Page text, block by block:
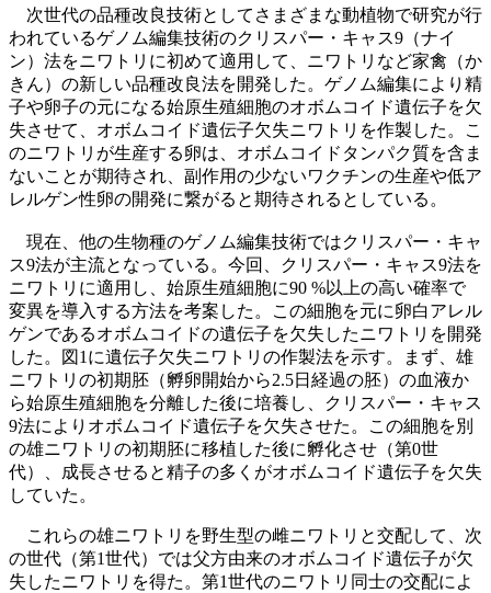
次世代の品種改良技術としてさまざまな動植物で研究が行
われているゲノム編集技術のクリスパー・キャス9（ナイ
ン）法をニワトリに初めて適用して、ニワトリなど家禽（か
きん）の新しい品種改良法を開発した。ゲノム編集により精
子や卵子の元になる始原生殖細胞のオボムコイド遺伝子を欠
失させて、オボムコイド遺伝子欠失ニワトリを作製した。こ
のニワトリが生産する卵は、オボムコイドタンパク質を含ま
ないことが期待され、副作用の少ないワクチンの生産や低ア
レルゲン性卵の開発に繋がると期待されるとしている。
現在、他の生物種のゲノム編集技術ではクリスパー・キャ
ス9法が主流となっている。今回、クリスパー・キャス9法を
ニワトリに適用し、始原生殖細胞に90 %以上の高い確率で
変異を導入する方法を考案した。この細胞を元に卵白アレル
ゲンであるオボムコイドの遺伝子を欠失したニワトリを開発
した。図1に遺伝子欠失ニワトリの作製法を示す。まず、雄
ニワトリの初期胚（孵卵開始から2.5日経過の胚）の血液か
ら始原生殖細胞を分離した後に培養し、クリスパー・キャス
9法によりオボムコイド遺伝子を欠失させた。この細胞を別
の雄ニワトリの初期胚に移植した後に孵化させ（第0世
代）、成長させると精子の多くがオボムコイド遺伝子を欠失
していた。
これらの雄ニワトリを野生型の雌ニワトリと交配して、次
の世代（第1世代）では父方由来のオボムコイド遺伝子が欠
失したニワトリを得た。第1世代のニワトリ同士の交配によ